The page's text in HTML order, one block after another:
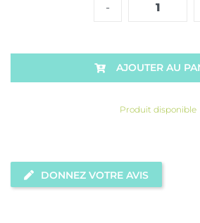
-
AJOUTER AU
Produit disponible
DONNEZ VOTRE AVIS